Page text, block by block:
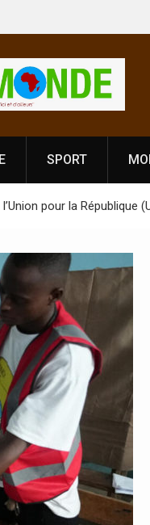
Côte d’Ivoire,
prononce
SPORT
pour la République